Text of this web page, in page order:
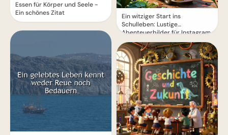
Essen für Körper und Seele -
Ein schönes Zitat
Ein witziger Start ins
Schulleben: Lustige
Abenteuerbilder für Instagram